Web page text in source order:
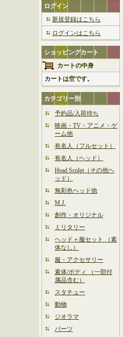
ログイン
新規登録はこちら
ログインはこちら
ショッピングカート
カートの中身
カートは空です。
カテゴリー別
予約品/入荷待ち
映画・TV・アニメ・ゲ
ーム他
有名人（フルセット）
有名人（ヘッド）
Head Sculpt（その他ヘ
ッド）
無彩色ヘッド他
M.J.
創作・オリジナル
ミリタリー
ヘッド＋服セット （素
体なし）
服・アクセサリー
素体/ボディ （一部付
属品含む）
スタチュー
動物
ジオラマ
パーツ